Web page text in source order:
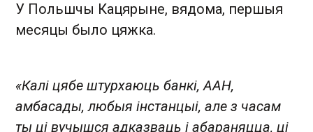
У Польшчы Кацярыне, вядома, першыя
месяцы было цяжка.
«Калі цябе штурхаюць банкі, ААН,
амбасады, любыя інстанцыі, але з часам
ты ці вучышся адказваць і абараняцца, ці